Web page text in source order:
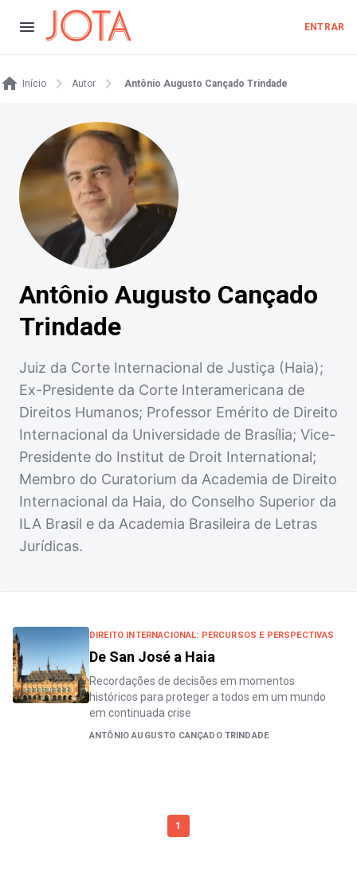
ENTRAR
Início Autor Antônio Augusto Cançado Trindade
Antônio Augusto Cançado
Trindade
Juiz da Corte Internacional de Justiça (Haia);
Ex-Presidente da Corte Interamericana de
Direitos Humanos; Professor Emérito de Direito
Internacional da Universidade de Brasília; Vice-
Presidente do Institut de Droit International;
Membro do Curatorium da Academia de Direito
Internacional da Haia, do Conselho Superior da
ILA Brasil e da Academia Brasileira de Letras
Jurídicas.
DIREITO INTERNACIONAL: PERCURSOS E PERSPECTIVAS
De San José a Haia
Recordações de decisões em momentos
históricos para proteger a todos em um mundo
em continuada crise
ANTÔNIO AUGUSTO CANÇADO TRINDADE
1